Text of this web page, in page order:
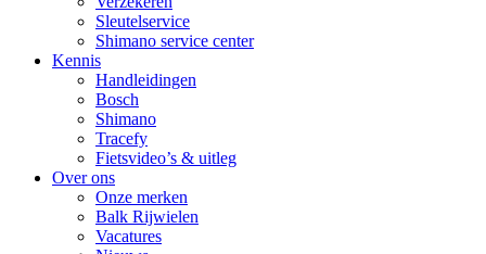
Sleutelservice
Shimano service center
Kennis
Handleidingen
Bosch
Shimano
Tracefy
Fietsvideo’s & uitleg
Over ons
Onze merken
Balk Rijwielen
Vacatures